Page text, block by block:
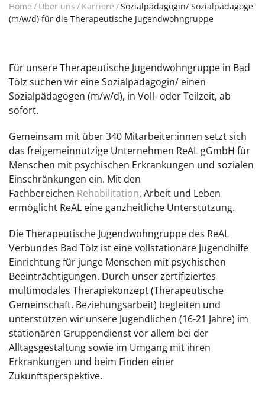
Home Über uns Karriere
Sozialpädagogin/ Sozialpädagoge
(m/w/d) für die Therapeutische Jugendwohngruppe
Für unsere Therapeutische Jugendwohngruppe in Bad
Tölz suchen wir eine Sozialpädagogin/ einen
Sozialpädagogen (m/w/d), in Voll- oder Teilzeit, ab
sofort.
Gemeinsam mit über 340 Mitarbeiter:innen setzt sich
das freigemeinnützige Unternehmen ReAL gGmbH für
Menschen mit psychischen Erkrankungen und sozialen
Einschränkungen ein. Mit den
Fachbereichen Rehabilitation, Arbeit und Leben
ermöglicht ReAL eine ganzheitliche Unterstützung.
Die Therapeutische Jugendwohngruppe des ReAL
Verbundes Bad Tölz ist eine vollstationäre Jugendhilfe
Einrichtung für junge Menschen mit psychischen
Beeinträchtigungen. Durch unser zertifiziertes
multimodales Therapiekonzept (Therapeutische
Gemeinschaft, Beziehungsarbeit) begleiten und
unterstützen wir unsere Jugendlichen (16-21 Jahre) im
stationären Gruppendienst vor allem bei der
Alltagsgestaltung sowie im Umgang mit ihren
Erkrankungen und beim Finden einer
Zukunftsperspektive.